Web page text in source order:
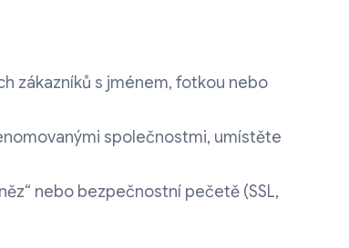
zákazníků s jménem, fotkou nebo
společnostmi, umístěte
nebo bezpečnostní pečetě (SSL,